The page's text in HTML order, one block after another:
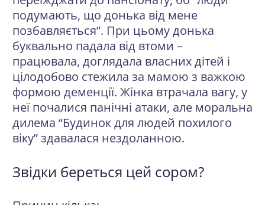
подумають, що донька від мене
позбавляється”. При цьому донька
буквально падала від втоми –
працювала, доглядала власних дітей і
цілодобово стежила за мамою з важкою
формою деменції. Жінка втрачала вагу, у
неї почалися панічні атаки, але моральна
дилема “Будинок для людей похилого
віку” здавалася нездоланною.
Звідки береться цей сором?